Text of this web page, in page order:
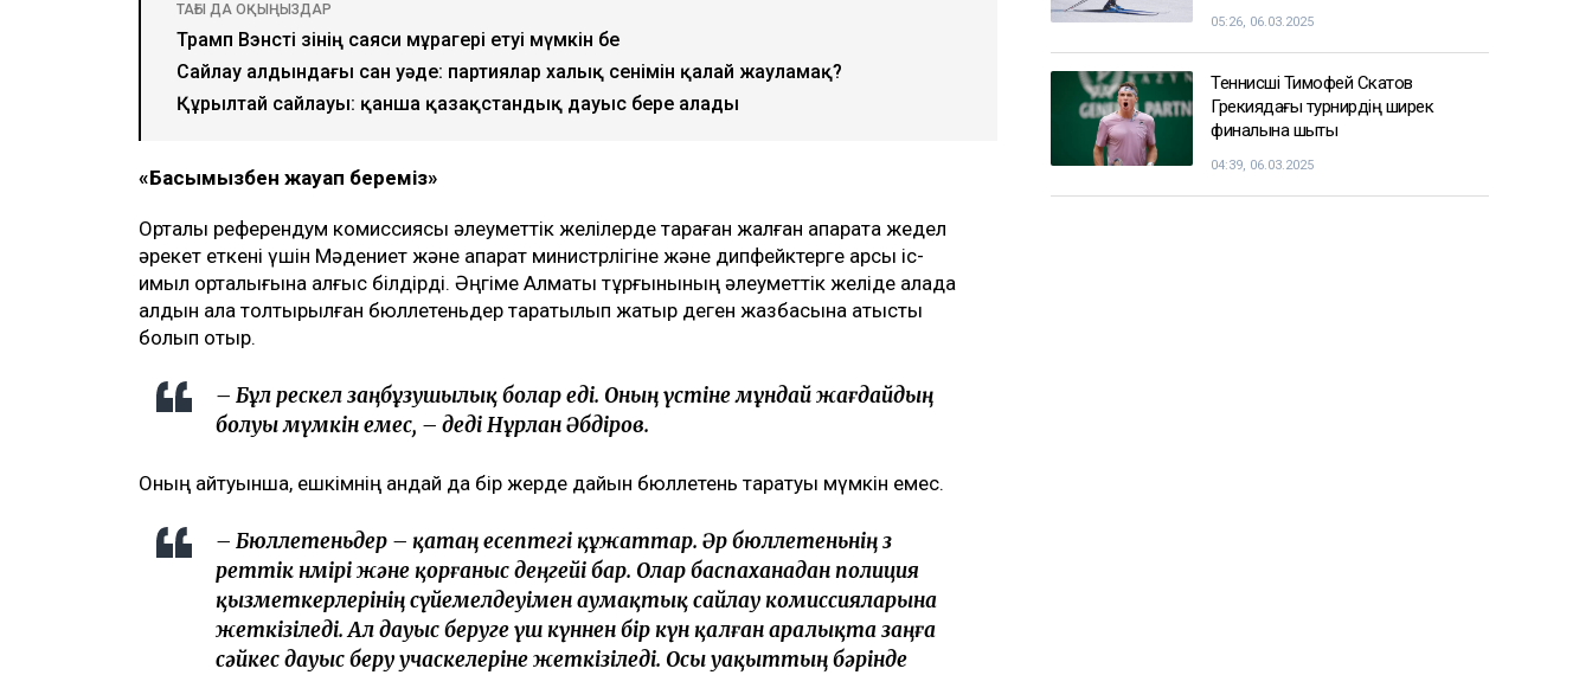
ТАҒЫ ДА ОҚЫҢЫЗДАР
Трамп Вэнсті өзінің саяси мұрагері етуі мүмкін бе
Сайлау алдындағы сан уәде: партиялар халық сенімін қалай жауламақ?
Құрылтай сайлауы: қанша қазақстандық дауыс бере алады
«Басымызбен жауап береміз»
Орталық референдум комиссиясы әлеуметтік желілерде тараған жалған ақпаратқа жедел
әрекет еткені үшін Мәдениет және ақпарат министрлігіне және дипфейктерге қарсы іс-
қимыл орталығына алғыс білдірді. Әңгіме Алматы тұрғынының әлеуметтік желіде қалада
алдын ала толтырылған бюллетеньдер таратылып жатыр деген жазбасына қатысты
болып отыр.
– Бұл өрескел заңбұзушылық болар еді. Оның үстіне мұндай жағдайдың
болуы мүмкін емес, – деді Нұрлан Әбдіров.
Оның айтуынша, ешкімнің қандай да бір жерде дайын бюллетень таратуы мүмкін емес.
– Бюллетеньдер – қатаң есептегі құжаттар. Әр бюллетеньнің өз
реттік нөмірі және қорғаныс деңгейі бар. Олар баспаханадан полиция
қызметкерлерінің сүйемелдеуімен аумақтық сайлау комиссияларына
жеткізіледі. Ал дауыс беруге үш күннен бір күн қалған аралықта заңға
сәйкес дауыс беру учаскелеріне жеткізіледі. Осы уақыттың бәрінде
05:26, 06.03.2025
Теннисші Тимофей Скатов
Грекиядағы турнирдің ширек
финалына шықты
04:39, 06.03.2025